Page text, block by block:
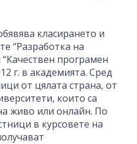
класирането и
“Разработка на
програмен
г. в академията. Сред
от цялата страна, от
които са
живо или онлайн. По
в курсовете на